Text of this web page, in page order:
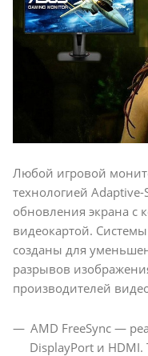
Любой игровой
технологией
обновления экрана с
видеокартой.
созданы для
разрывов
производителей
AMD FreeSync —
DisplayPort и